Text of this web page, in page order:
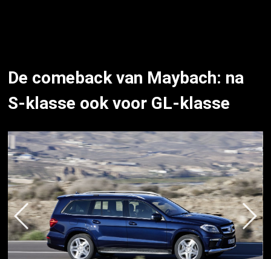
De comeback van Maybach: na
S-klasse ook voor GL-klasse